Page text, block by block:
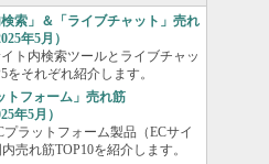
検索」＆「ライブチャット」売れ
年5月）
ト内検索ツールとライブチャッ
をそれぞれ紹介します。
トフォーム」売れ筋
年5月）
プラットフォーム製品（ECサイ
売れ筋TOP10を紹介します。